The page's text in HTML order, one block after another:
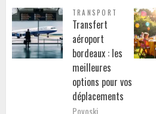
TRANSPORT
Transfert
aéroport
bordeaux : les
meilleures
options pour vos
déplacements
Povoski